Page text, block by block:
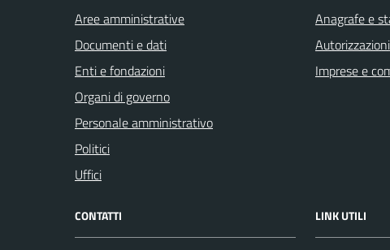
Aree amministrative
Documenti e dati
Enti e fondazioni
Organi di governo
Personale amministrativo
Politici
Uffici
Anagrafe e
Autorizzazioni
Imprese e
CONTATTI LINK UTILI